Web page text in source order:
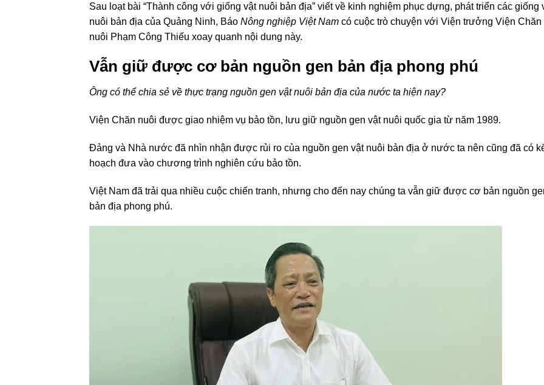
Sau loạt bài “Thành công với giống vật nuôi bản địa” viết về kinh nghiệm phục dựng, phát triển các giống
nuôi bản địa của Quảng Ninh, Báo Nông nghiệp Việt Nam có cuộc trò chuyện với Viện trưởng Viện Chăn
nuôi Phạm Công Thiếu xoay quanh nội dung này.
Vẫn giữ được cơ bản nguồn gen bản địa phong phú
Ông có thể chia sẻ về thực trạng nguồn gen vật nuôi bản địa của nước ta hiện nay?
Viện Chăn nuôi được giao nhiệm vụ bảo tồn, lưu giữ nguồn gen vật nuôi quốc gia từ năm 1989.
Đảng và Nhà nước đã nhìn nhận được rủi ro của nguồn gen vật nuôi bản địa ở nước ta nên cũng đã có
hoạch đưa vào chương trình nghiên cứu bảo tồn.
Việt Nam đã trải qua nhiều cuộc chiến tranh, nhưng cho đến nay chúng ta vẫn giữ được cơ bản nguồn
bản địa phong phú.